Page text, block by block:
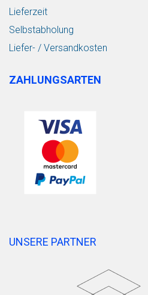
Lieferzeit
Selbstabholung
Liefer- / Versandkosten
ZAHLUNGSARTEN
UNSERE PARTNER